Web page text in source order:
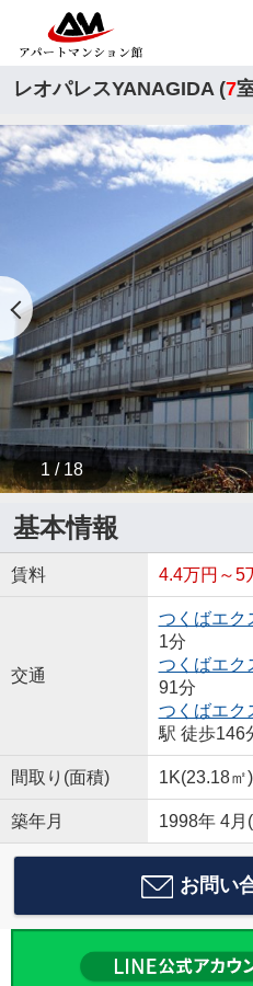
レオパレスYANAGIDA (7
1 / 18
基本情報
賃料 4.4万円～5
交通
つくばエク
1分
つくばエク
91分
つくばエク
駅 徒歩146
間取り(面積) 1K(23.18㎡)
築年月 1998年 4月
お問い